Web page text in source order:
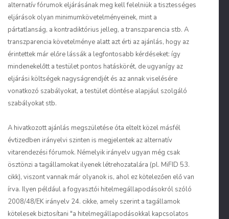
alternatív fórumok eljárásának meg kell felelniük a tisztességes
eljárások olyan minimumkövetelményeinek, mint a
pártatlanság, a kontradiktórius jelleg, a transzparencia stb. A
transzparencia követelménye alatt azt érti az ajánlás, hogy az
érintettek már előre lássák a legfontosabb kérdéseket: így
mindenekelőtt a testület pontos hatáskörét, de ugyanígy az
eljárási költségek nagyságrendjét és az annak viselésére
vonatkozó szabályokat, a testület döntése alapjául szolgáló
szabályokat stb.
A hivatkozott ajánlás megszületése óta eltelt közel másfél
évtizedben irányelvi szinten is megjelentek az alternatív
vitarendezési fórumok. Némelyik irányelv ugyan még csak
ösztönzi a tagállamokat ilyenek létrehozatalára (pl. MiFID 53.
cikk), viszont vannak már olyanok is, ahol ez kötelezően elő van
írva. Ilyen például a fogyasztói hitelmegállapodásokról szóló
2008/48/EK irányelv 24. cikke, amely szerint a tagállamok
kötelesek biztosítani "a hitelmegállapodásokkal kapcsolatos